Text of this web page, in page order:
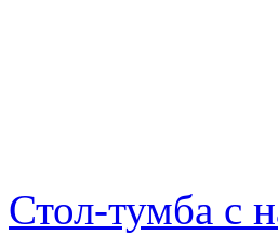
Стол-тумба с